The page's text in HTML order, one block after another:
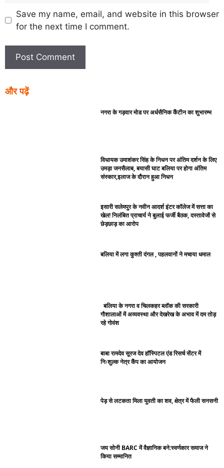
Save my name, email, and website in this browser
for the next time I comment.
और पढ़ें
नगरा के गड़वार मोड पर अर्धसैनिक कैंटीन का शुभारम्भ
विधायक उमाशंकर सिंह के निधन पर अंतिम दर्शन के लिए
उमड़ा जनसैलाब, बयासी घाट बलिया पर होगा अंतिम
संस्कार,इलाज के दौरान हुआ निधन
इसारी सलेमपुर के नवीन आदर्श इंटर कॉलेज में सत्ता का
खेल! निलंबित प्राचार्य ने बुलाई फर्जी बैठक, दस्तावेजों से
छेड़छाड़ का आरोप
बलिया में लगा कुश्ती दंगल , पहलवानों ने मचाया धमाल
बलिया के नगरा व चिलकहर ब्लॉक की सरकारी
गौशालाओं में अव्यवस्था और देखरेख के अभाव में दम तोड़
रहे गोवंश
बाबा रामदेव सूरज देव हॉस्पिटल एंड रिसर्च सेंटर में
निःशुल्क नेत्र कैंप का आयोजन
पेड़ से लटकता मिला युवती का शव, क्षेत्र में फैली सनसनी
जय सोनी BARC में वैज्ञानिक बने:स्वर्णकार समाज ने
किया सम्मानित